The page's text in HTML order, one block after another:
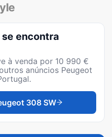
se encontra
à venda por 10 990 €
anúncios Peugeot
308 SW